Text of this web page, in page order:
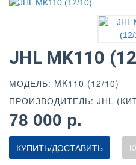
JHL MK110
МОДЕЛЬ: MK110 (12/10)
ПРОИЗВОДИТЕЛЬ: JHL
78 000 р.
КУПИТЬ/ДОСТАВИТЬ